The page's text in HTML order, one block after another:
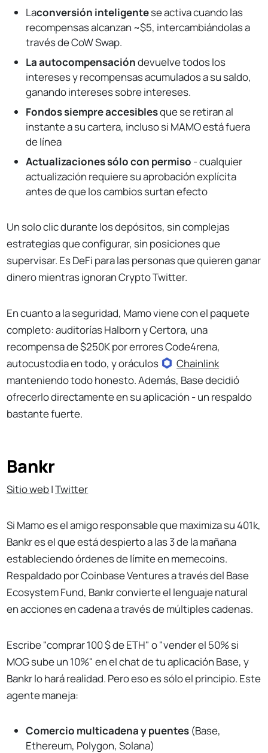
Laconversión inteligentese activa cuando las
recompensas alcanzan ~$5, intercambiándolas a
través de CoW Swap.
La autocompensacióndevuelve todos los
intereses y recompensas acumulados a su saldo,
ganando intereses sobre intereses.
Fondos siempre accesiblesque se retiran al
instante a su cartera, incluso si MAMO está fuera
de línea
Actualizaciones sólo con permiso - cualquier
actualización requiere su aprobación explícita
antes de que los cambios surtan efecto
Un solo clic durante los depósitos, sin complejas
estrategias que configurar, sin posiciones que
supervisar. Es DeFi para las personas que quieren ganar
dinero mientras ignoran Crypto Twitter.
En cuanto a la seguridad, Mamo viene con el paquete
completo: auditorías Halborn y Certora, una
recompensa de $250K por errores Code4rena,
autocustodia en todo, y oráculos
Chainlink
manteniendo todo honesto. Además, Base decidió
ofrecerlo directamente en su aplicación - un respaldo
bastante fuerte.
Bankr
Sitio web|Twitter
Si Mamo es el amigo responsable que maximiza su 401k,
Bankr es el que está despierto a las 3 de la mañana
estableciendo órdenes de límite en memecoins.
Respaldado por Coinbase Ventures a través del Base
Ecosystem Fund, Bankr convierte el lenguaje natural
en acciones en cadena a través de múltiples cadenas.
Escribe "comprar 100 $ de ETH" o "vender el 50% si
MOG sube un 10%" en el chat de tu aplicación Base, y
Bankr lo hará realidad. Pero eso es sólo el principio. Este
agente maneja:
Comercio multicadena y puentes (Base,
Ethereum, Polygon, Solana)